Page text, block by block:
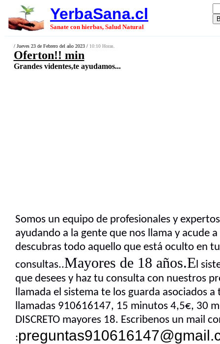
YerbaSana.cl
Sanate con hierbas, Salud Natural
/ Jueves 23 de Febrero del año 2023 / 10:10 Horas.
Oferton!! min
Grandes videntes,te ayudamos...
Somos un equipo de profesionales y
ayudando a la gente que nos llama y acude
descubras todo aquello que está oculto en
consultas..Mayores de 18 años.El
que desees y haz tu consulta con nuestros
llamada el sistema te los guarda asociados
llamadas 910616147, 15 minutos 4,5€, 30
DISCRETO mayores 18. Escribenos un mail
: